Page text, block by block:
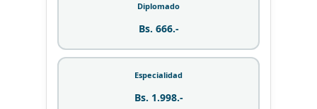
Diplomado
Bs. 666.-
Especialidad
Bs. 1.998.-